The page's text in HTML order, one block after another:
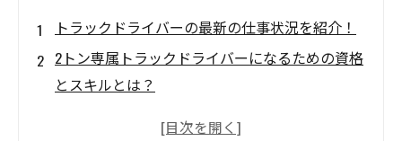
トラックドライバーの最新の仕事状況を紹介！
2トン専属トラックドライバーになるための資格
とスキルとは？
2トン専属ドライバーはどんな仕事内容があるの